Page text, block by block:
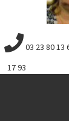
03 23 80 13
17 93